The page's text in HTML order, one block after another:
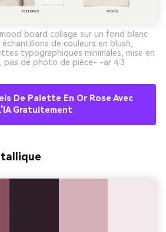
board collage sur un fond blanc
de couleurs en blush,
typographiques minimales, mise en
pas de photo de pièce- -ar 4:3
De Palette En Or Rose Avec
Gratuitement